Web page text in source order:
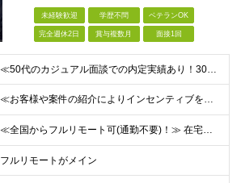
未経験歓迎 学歴不問 ベテランOK
完全週休2日 賞与複数月 面接1回
≪50代のカジュアル面談での内定実績あり！30代〜50代活躍中≫ ■学歴不問 ■国籍不問 ■PMやPL、チームリーダー、サブリーダーなどマネジメントの経験をお持ちの方 ★「マネジメント未経験だけど今後
≪お客様や案件の紹介によりインセンティブを支給！≫ 月給40万円以上＋賞与年2回＋インセンティブ ◎経験やスキルを考慮の上、優遇します ◎上記月給は固定残業代月45時間分(月額9万1040円以上)
≪全国からフルリモート可(通勤不要)！≫ 在宅勤務、または首都圏を中心とするお客様先 ★転勤はありません ■本社 東京都品川区南大井6-26-2 大森ベルポートB館8F
フルリモートがメイン